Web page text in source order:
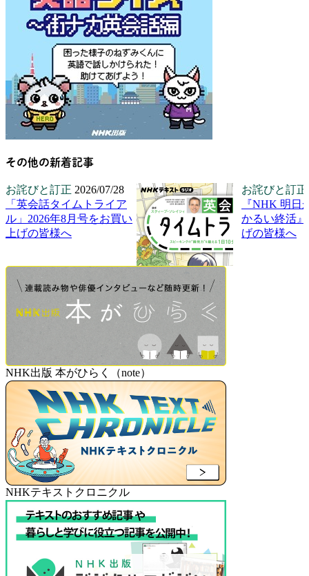
その他の新着記事
お詫びと訂正 2026/07/28
「英会話タイムトライア
ル」2026年8月号をお買い
上げの皆様へ
お詫びと訂正
『NHK 明日
かるい終活
げの皆様へ
NHK出版 本がひらく（note）
NHKテキストクロニクル